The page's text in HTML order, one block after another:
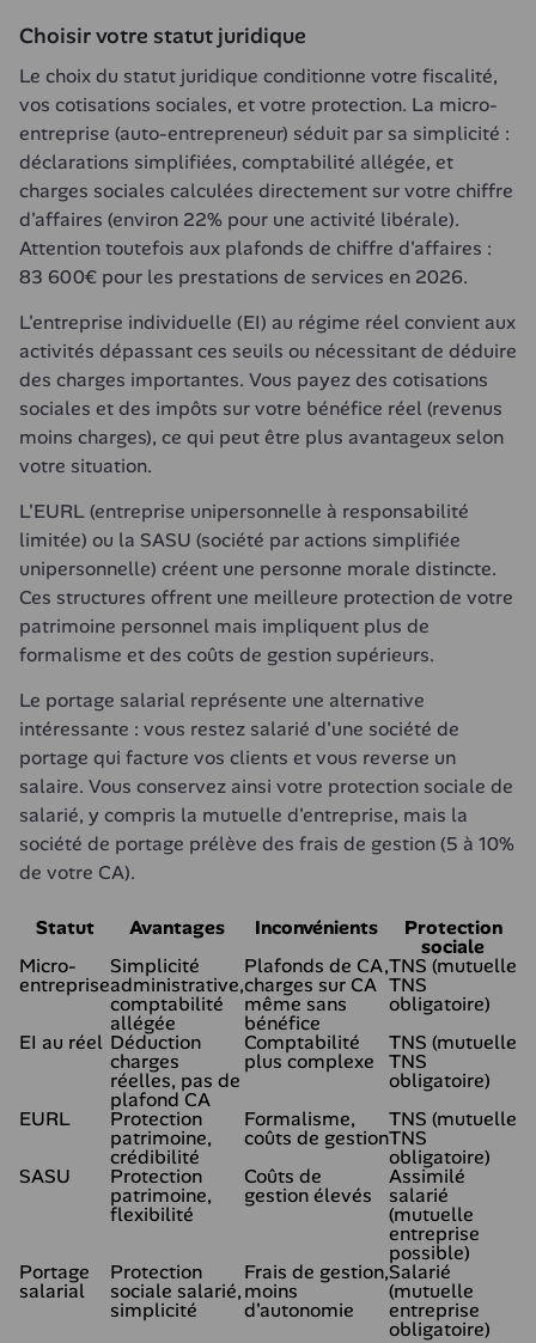
Choisir votre statut juridique
Le choix du statut juridique conditionne votre fiscalité,
vos cotisations sociales, et votre protection. La micro-
entreprise (auto-entrepreneur) séduit par sa simplicité :
déclarations simplifiées, comptabilité allégée, et
charges sociales calculées directement sur votre chiffre
d'affaires (environ 22% pour une activité libérale).
Attention toutefois aux plafonds de chiffre d'affaires :
83 600€ pour les prestations de services en 2026.
L'entreprise individuelle (EI) au régime réel convient aux
activités dépassant ces seuils ou nécessitant de déduire
des charges importantes. Vous payez des cotisations
sociales et des impôts sur votre bénéfice réel (revenus
moins charges), ce qui peut être plus avantageux selon
votre situation.
L'EURL (entreprise unipersonnelle à responsabilité
limitée) ou la SASU (société par actions simplifiée
unipersonnelle) créent une personne morale distincte.
Ces structures offrent une meilleure protection de votre
patrimoine personnel mais impliquent plus de
formalisme et des coûts de gestion supérieurs.
Le portage salarial représente une alternative
intéressante : vous restez salarié d'une société de
portage qui facture vos clients et vous reverse un
salaire. Vous conservez ainsi votre protection sociale de
salarié, y compris la mutuelle d'entreprise, mais la
société de portage prélève des frais de gestion (5 à 10%
de votre CA).
Statut Avantages Inconvénients Protection
sociale
Micro-
entreprise
Simplicité
administrative,
comptabilité
allégée
Plafonds de CA,
charges sur CA
même sans
bénéfice
TNS (mutuelle
TNS
obligatoire)
EI au réel Déduction
charges
réelles, pas de
plafond CA
Comptabilité
plus complexe
TNS (mutuelle
TNS
obligatoire)
EURL
Protection
patrimoine,
crédibilité
Formalisme,
coûts de gestion
TNS (mutuelle
TNS
obligatoire)
SASU Protection
patrimoine,
flexibilité
Coûts de
gestion élevés
Assimilé
salarié
(mutuelle
entreprise
possible)
Portage
salarial
Protection
sociale salarié,
simplicité
Frais de gestion,
moins
d'autonomie
Salarié
(mutuelle
entreprise
obligatoire)